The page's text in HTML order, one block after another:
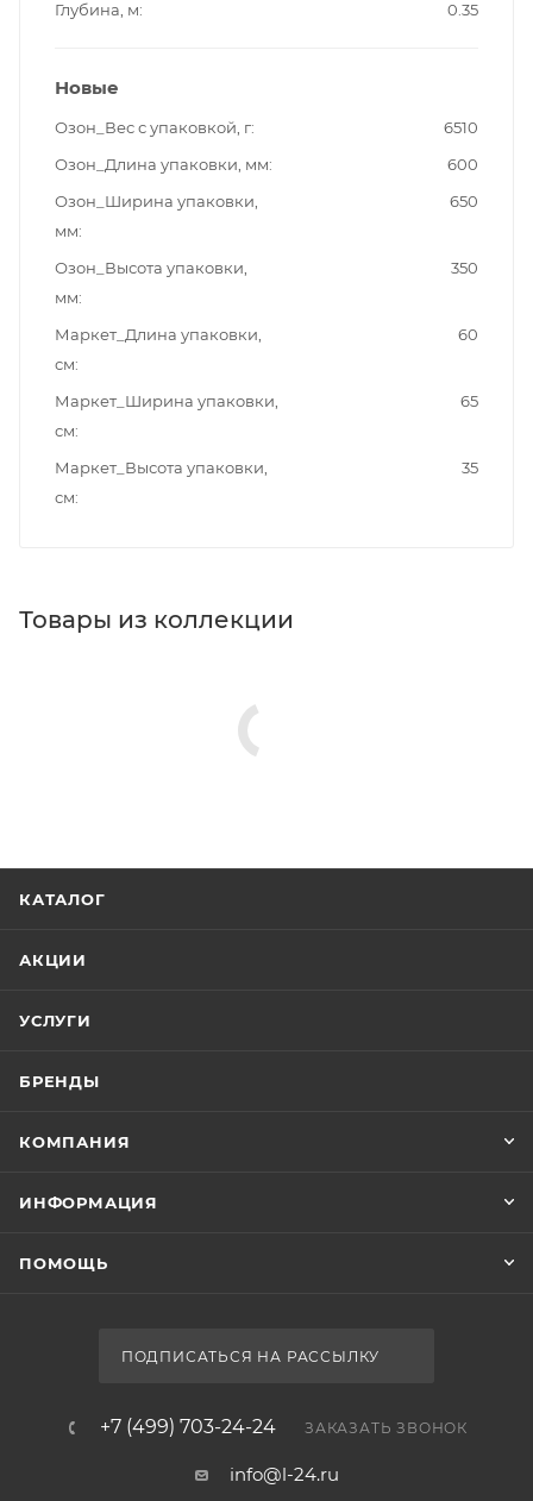
Глубина, м
0.35
Новые
Озон_Вес с упаковкой, г
6510
Озон_Длина упаковки, мм
600
Озон_Ширина упаковки,
мм
650
Озон_Высота упаковки,
мм
350
Маркет_Длина упаковки,
см
60
Маркет_Ширина упаковки,
см
65
Маркет_Высота упаковки,
см
35
Товары из коллекции
КАТАЛОГ
АКЦИИ
УСЛУГИ
БРЕНДЫ
КОМПАНИЯ
ИНФОРМАЦИЯ
ПОМОЩЬ
ПОДПИСАТЬСЯ НА РАССЫЛКУ
+7 (499) 703-24-24 ЗАКАЗАТЬ ЗВОНОК
info@l-24.ru